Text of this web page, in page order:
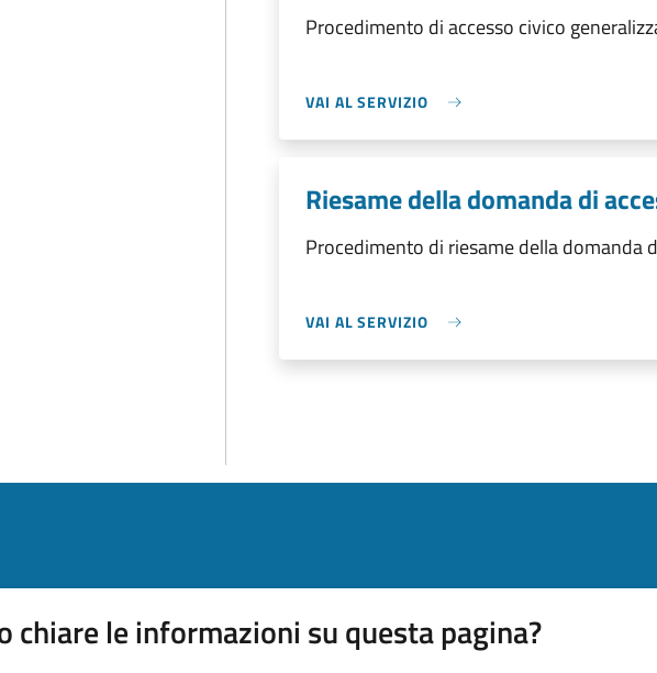
Procedimento di accesso civico
VAI AL SERVIZIO
Riesame della domanda di
Procedimento di riesame della domanda
VAI AL SERVIZIO
chiare le informazioni su questa pagina?